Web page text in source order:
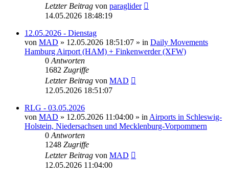
Letzter Beitrag von paraglider
14.05.2026 18:48:19
12.05.2026 - Dienstag
von MAD » 12.05.2026 18:51:07 » in Daily Movements
Hamburg Airport (HAM) + Finkenwerder (XFW)
0 Antworten
1682 Zugriffe
Letzter Beitrag von MAD
12.05.2026 18:51:07
RLG - 03.05.2026
von MAD » 12.05.2026 11:04:00 » in Airports in Schleswig-
Holstein, Niedersachsen und Mecklenburg-Vorpommern
0 Antworten
1248 Zugriffe
Letzter Beitrag von MAD
12.05.2026 11:04:00